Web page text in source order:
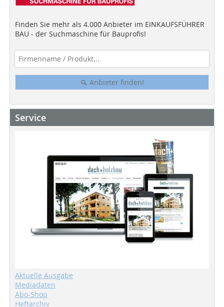
Finden Sie mehr als 4.000 Anbieter im EINKAUFSFÜHRER
BAU - der Suchmaschine für Bauprofis!
Anbieter finden!
Service
Aktuelle Ausgabe
Mediadaten
Abo-Shop
Heftarchiv